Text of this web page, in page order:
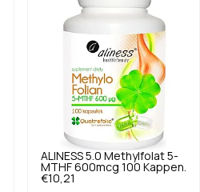
ALINESS 5.0 Methylfolat 5-
MTHF 600mcg 100 Kappen.
€10,21